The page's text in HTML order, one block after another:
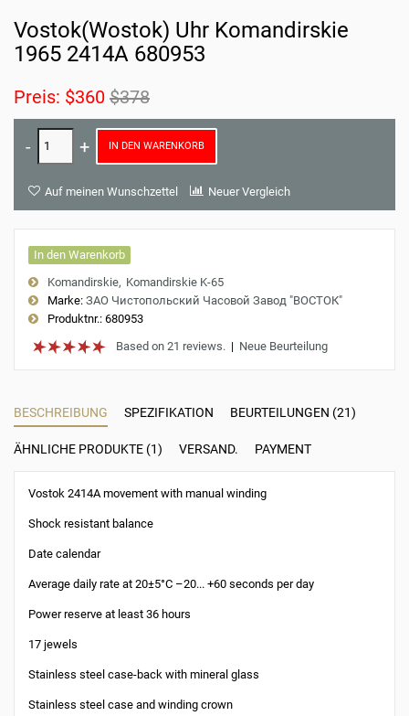
Vostok(Wostok) Uhr Komandirskie
1965 2414A 680953
Preis: $360 $378
IN DEN WARENKORB
Auf meinen Wunschzettel Neuer Vergleich
In den Warenkorb
Komandirskie Komandirskie K-65
Marke: ЗАО Чистопольский Часовой Завод "ВОСТОК"
Produktnr.: 680953
Based on 21 reviews. | Neue Beurteilung
BESCHREIBUNG SPEZIFIKATION BEURTEILUNGEN (21)
ÄHNLICHE PRODUKTE (1) VERSAND. PAYMENT
Vostok 2414A movement with manual winding
Shock resistant balance
Date calendar
Average daily rate at 20±5°C –20... +60 seconds per day
Power reserve at least 36 hours
17 jewels
Stainless steel case-back with mineral glass
Stainless steel case and winding crown